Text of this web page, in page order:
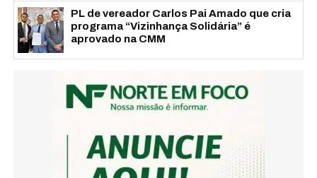
PL de vereador Carlos Pai Amado que cria
programa “Vizinhança Solidária” é
aprovado na CMM